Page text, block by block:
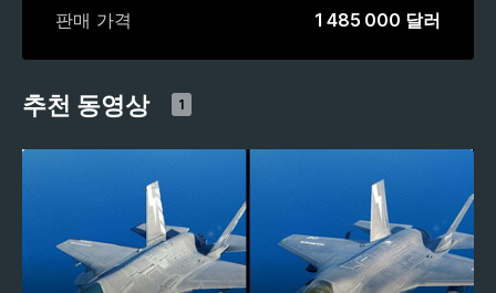
판매 가격 1 485 000 달러
추천 동영상 1